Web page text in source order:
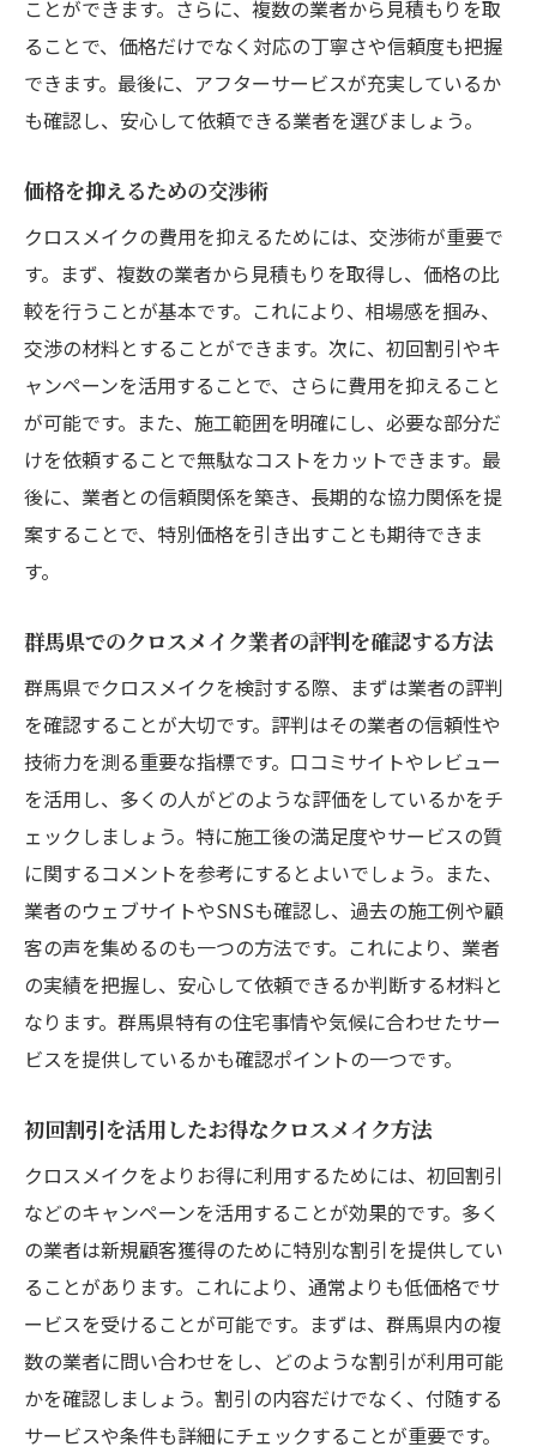
ことができます。さらに、複数の業者から見積もりを取
ることで、価格だけでなく対応の丁寧さや信頼度も把握
できます。最後に、アフターサービスが充実しているか
も確認し、安心して依頼できる業者を選びましょう。
価格を抑えるための交渉術
クロスメイクの費用を抑えるためには、交渉術が重要で
す。まず、複数の業者から見積もりを取得し、価格の比
較を行うことが基本です。これにより、相場感を掴み、
交渉の材料とすることができます。次に、初回割引やキ
ャンペーンを活用することで、さらに費用を抑えること
が可能です。また、施工範囲を明確にし、必要な部分だ
けを依頼することで無駄なコストをカットできます。最
後に、業者との信頼関係を築き、長期的な協力関係を提
案することで、特別価格を引き出すことも期待できま
す。
群馬県でのクロスメイク業者の評判を確認する方法
群馬県でクロスメイクを検討する際、まずは業者の評判
を確認することが大切です。評判はその業者の信頼性や
技術力を測る重要な指標です。口コミサイトやレビュー
を活用し、多くの人がどのような評価をしているかをチ
ェックしましょう。特に施工後の満足度やサービスの質
に関するコメントを参考にするとよいでしょう。また、
業者のウェブサイトやSNSも確認し、過去の施工例や顧
客の声を集めるのも一つの方法です。これにより、業者
の実績を把握し、安心して依頼できるか判断する材料と
なります。群馬県特有の住宅事情や気候に合わせたサー
ビスを提供しているかも確認ポイントの一つです。
初回割引を活用したお得なクロスメイク方法
クロスメイクをよりお得に利用するためには、初回割引
などのキャンペーンを活用することが効果的です。多く
の業者は新規顧客獲得のために特別な割引を提供してい
ることがあります。これにより、通常よりも低価格でサ
ービスを受けることが可能です。まずは、群馬県内の複
数の業者に問い合わせをし、どのような割引が利用可能
かを確認しましょう。割引の内容だけでなく、付随する
サービスや条件も詳細にチェックすることが重要です。